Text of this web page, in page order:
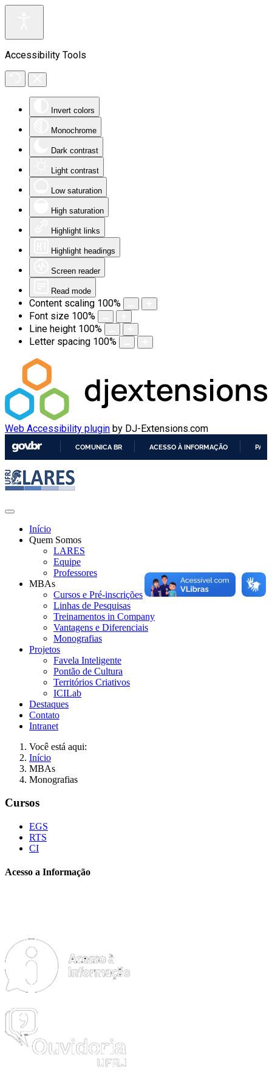
Accessibility Tools
Invert colors
Monochrome
Dark contrast
Light contrast
Low saturation
High saturation
Highlight links
Highlight headings
Screen reader
Read mode
Content scaling 100%
Font size 100%
Line height 100%
Letter spacing 100%
Web Accessibility plugin by DJ-Extensions.com
COMUNICA BR ACESSO À INFORMAÇÃO
Início
Quem Somos
LARES
Equipe
Professores
MBAs
Cursos e Pré-inscrições
Linhas de Pesquisas
Treinamentos in Company
Vantagens e Diferenciais
Monografias
Projetos
Favela Inteligente
Pontão de Cultura
Territórios Criativos
ICILab
Destaques
Contato
Intranet
Você está aqui:
Início
MBAs
Monografias
Cursos
EGS
RTS
CI
Acesso a Informação